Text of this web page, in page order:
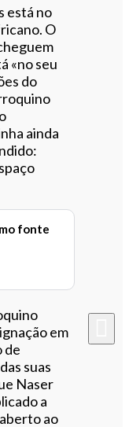
está no
O
«no seu
do
ainda
fonte
em
de
suas
Naser
a
ao